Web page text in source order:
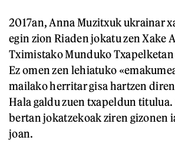
2017an, Anna Muzitxuk ukrainar
egin zion Riaden jokatu zen Xake
Tximistako Munduko
Ez omen zen lehiatuko
mailako herritar gisa hartzen
Hala galdu zuen txapeldun
bertan jokatzekoak ziren gizonen
joan.